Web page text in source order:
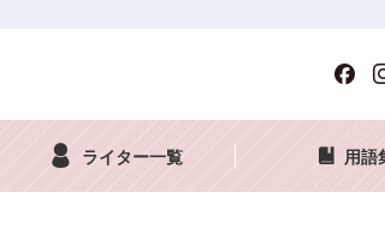
ライター一覧 用語